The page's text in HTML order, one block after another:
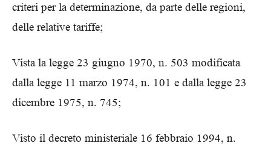
criteri per la determinazione, da parte delle regioni,
delle relative tariffe;
Vista la legge 23 giugno 1970, n. 503 modificata
dalla legge 11 marzo 1974, n. 101 e dalla legge 23
dicembre 1975, n. 745;
Visto il decreto ministeriale 16 febbraio 1994, n.